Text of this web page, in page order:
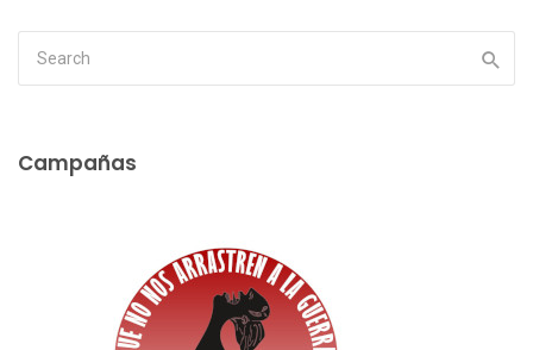
Campañas